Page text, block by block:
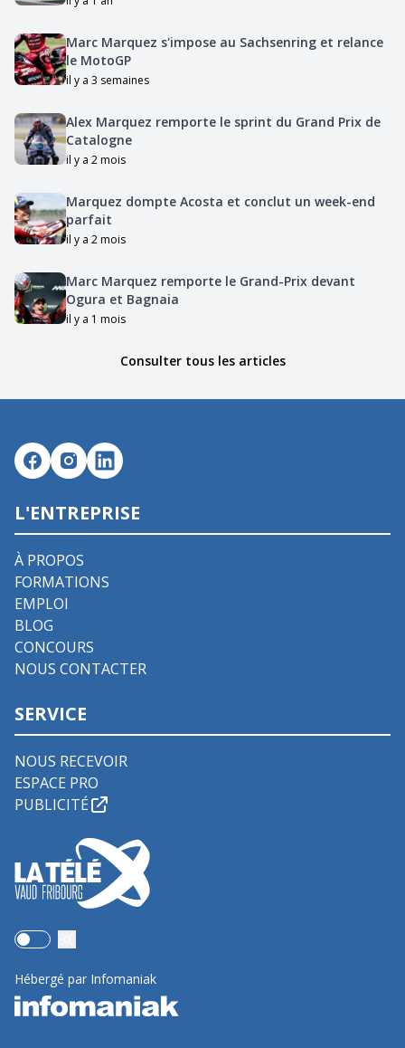
Marc Marquez s'impose au Sachsenring et relance
le MotoGP
il y a 3 semaines
Alex Marquez remporte le sprint du Grand Prix de
Catalogne
il y a 2 mois
Marquez dompte Acosta et conclut un week-end
parfait
il y a 2 mois
Marc Marquez remporte le Grand-Prix devant
Ogura et Bagnaia
il y a 1 mois
Consulter tous les articles
L'ENTREPRISE
À PROPOS
FORMATIONS
EMPLOI
BLOG
CONCOURS
NOUS CONTACTER
SERVICE
NOUS RECEVOIR
ESPACE PRO
PUBLICITÉ
Use setting
Hébergé par Infomaniak